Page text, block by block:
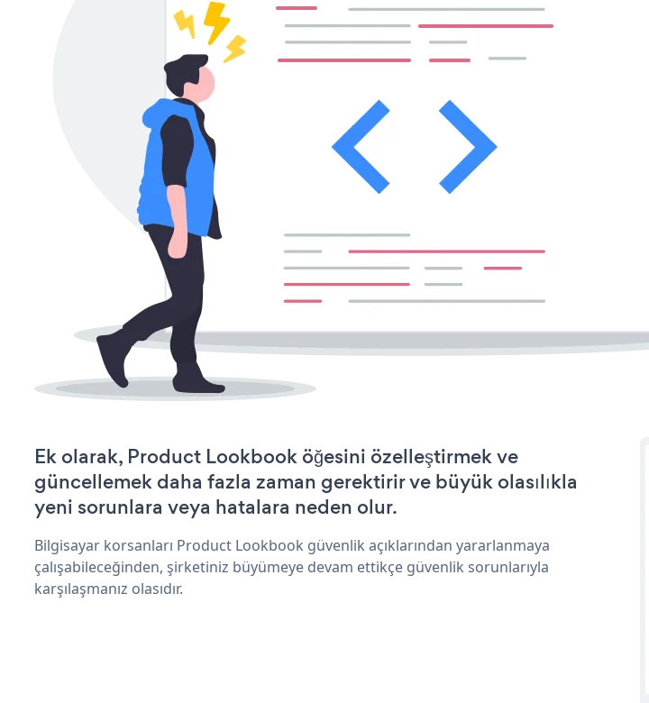
Ek olarak, Product Lookbook öğesini özelleştirmek ve
güncellemek daha fazla zaman gerektirir ve büyük olasılıkla
yeni sorunlara veya hatalara neden olur.
Bilgisayar korsanları Product Lookbook güvenlik açıklarından yararlanmaya
çalışabileceğinden, şirketiniz büyümeye devam ettikçe güvenlik sorunlarıyla
karşılaşmanız olasıdır.